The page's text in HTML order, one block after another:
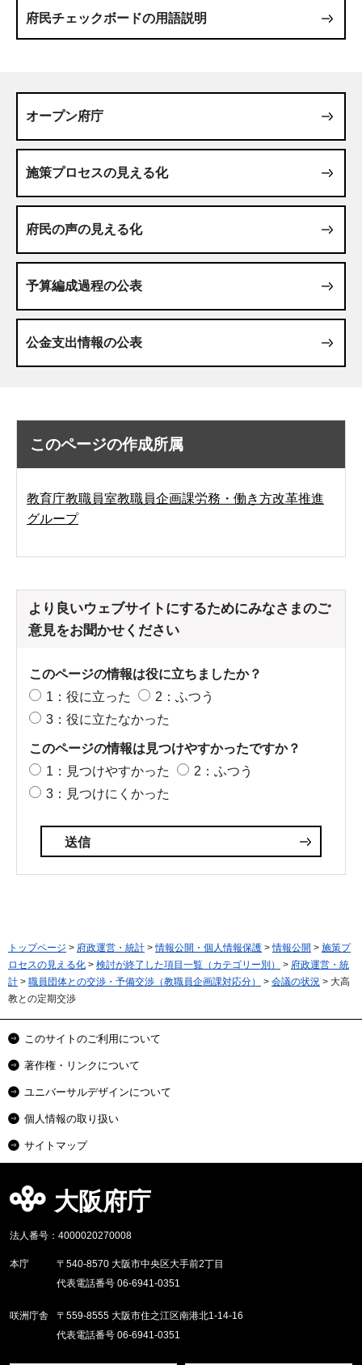
府民チェックボードの用語説明
オープン府庁
施策プロセスの見える化
府民の声の見える化
予算編成過程の公表
公金支出情報の公表
このページの作成所属
教育庁教職員室教職員企画課労務・働き方改革推進
グループ
より良いウェブサイトにするためにみなさまのご
意見をお聞かせください
このページの情報は役に立ちましたか？
1：役に立った
2：ふつう
3：役に立たなかった
このページの情報は見つけやすかったですか？
1：見つけやすかった
2：ふつう
3：見つけにくかった
トップページ > 府政運営・統計 >情報公開・個人情報保護 >情報公開 > 施策プ
ロセスの見える化 > 検討が終了した項目一覧（カテゴリー別） > 府政運営・統
計 > 職員団体との交渉・予備交渉（教職員企画課対応分） > 会議の状況 > 大高
教との定期交渉
このサイトのご利用について
著作権・リンクについて
ユニバーサルデザインについて
個人情報の取り扱い
サイトマップ
大阪府庁
法人番号：4000020270008
本庁
〒540-8570 大阪市中央区大手前2丁目
代表電話番号 06-6941-0351
咲洲庁舎
〒559-8555 大阪市住之江区南港北1-14-16
代表電話番号 06-6941-0351